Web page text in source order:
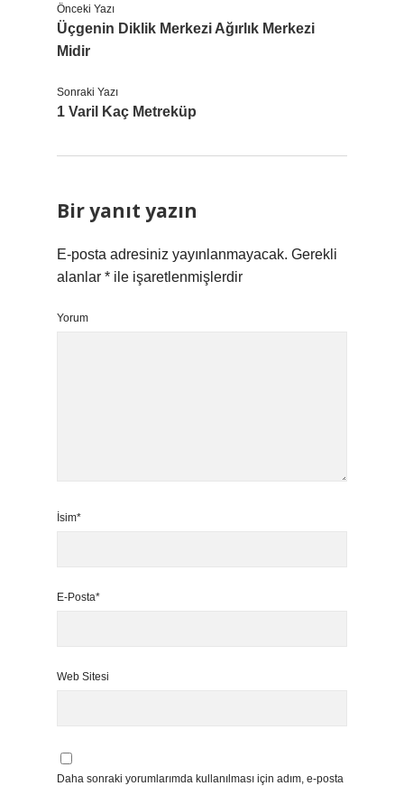
Önceki Yazı
Üçgenin Diklik Merkezi Ağırlık Merkezi
Midir
Sonraki Yazı
1 Varil Kaç Metreküp
Bir yanıt yazın
E-posta adresiniz yayınlanmayacak. Gerekli
alanlar * ile işaretlenmişlerdir
Yorum
İsim*
E-Posta*
Web Sitesi
Daha sonraki yorumlarımda kullanılması için adım, e-posta